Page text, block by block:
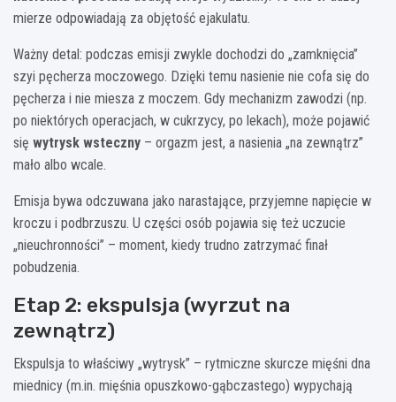
mierze odpowiadają za objętość ejakulatu.
Ważny detal: podczas emisji zwykle dochodzi do „zamknięcia”
szyi pęcherza moczowego. Dzięki temu nasienie nie cofa się do
pęcherza i nie miesza z moczem. Gdy mechanizm zawodzi (np.
po niektórych operacjach, w cukrzycy, po lekach), może pojawić
się wytrysk wsteczny – orgazm jest, a nasienia „na zewnątrz”
mało albo wcale.
Emisja bywa odczuwana jako narastające, przyjemne napięcie w
kroczu i podbrzuszu. U części osób pojawia się też uczucie
„nieuchronności” – moment, kiedy trudno zatrzymać finał
pobudzenia.
Etap 2: ekspulsja (wyrzut na
zewnątrz)
Ekspulsja to właściwy „wytrysk” – rytmiczne skurcze mięśni dna
miednicy (m.in. mięśnia opuszkowo-gąbczastego) wypychają